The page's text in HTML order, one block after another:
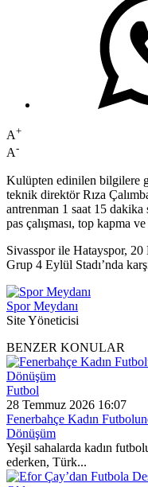
A+
A-
Kulüpten edinilen bilgilere
teknik direktör Rıza
antrenman 1 saat 15
pas çalışması, top kapma
Sivasspor ile Hatayspor,
Grup 4 Eylül Stadı’nda
Spor Meydanı
Site Yöneticisi
BENZER KONULAR
Futbol
28 Temmuz 2026 16:07
Fenerbahçe Kadın
Dönüşüm
Yeşil sahalarda kadın
ederken, Türk...